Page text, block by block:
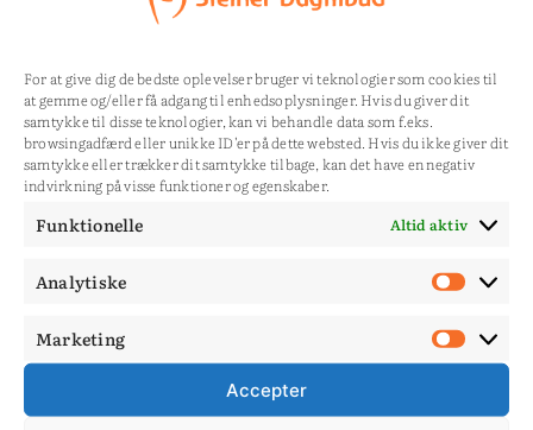
For at give dig de bedste oplevelser bruger vi teknologier som cookies til
at gemme og/eller få adgang til enhedsoplysninger. Hvis du giver dit
samtykke til disse teknologier, kan vi behandle data som f.eks.
browsingadfærd eller unikke ID'er på dette websted. Hvis du ikke giver dit
samtykke eller trækker dit samtykke tilbage, kan det have en negativ
indvirkning på visse funktioner og egenskaber.
Funktionelle Altid aktiv
Analytiske
Marketing
Accepter
Uautoriseret til:/mp-
files/hoesteventyr-96.doc/
Du skal være medlem for
at se siden.
Log ind